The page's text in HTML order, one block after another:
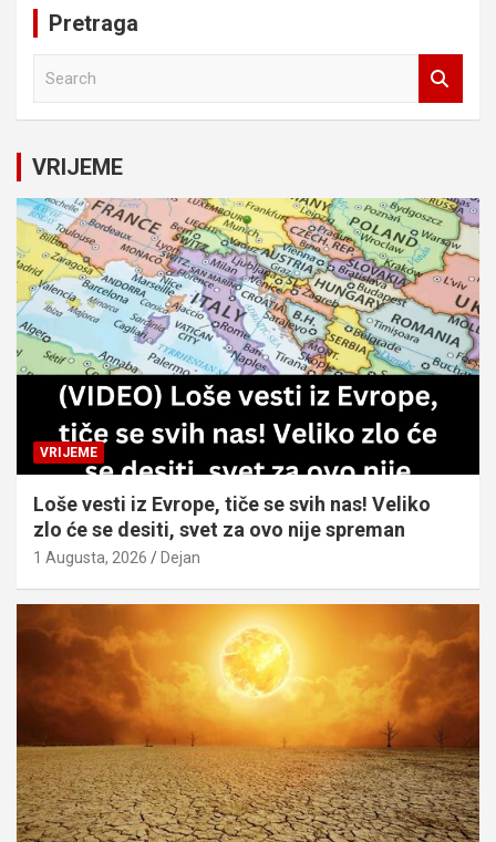
Pretraga
c
h
VRIJEME
VRIJEME
Loše vesti iz Evrope, tiče se svih nas! Veliko
zlo će se desiti, svet za ovo nije spreman
1 Augusta, 2026 Dejan